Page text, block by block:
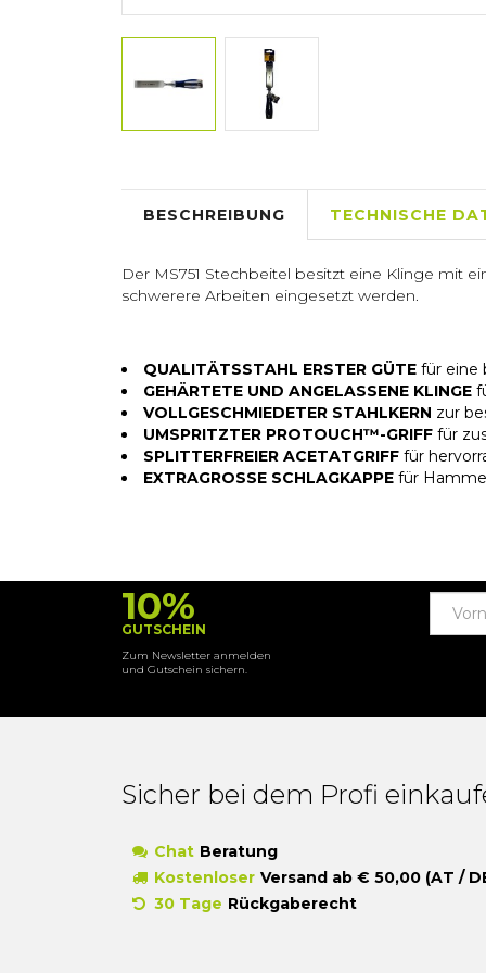
BESCHREIBUNG TECHNISCHE
Der MS751 Stechbeitel besitzt eine Klinge mit
schwerere Arbeiten eingesetzt werden.
QUALITÄTSSTAHL ERSTER GÜTE für eine
GEHÄRTETE UND ANGELASSENE KLINGE
VOLLGESCHMIEDETER STAHLKERN zur
UMSPRITZTER PROTOUCH™-GRIFF für
SPLITTERFREIER ACETATGRIFF für
EXTRAGROSSE SCHLAGKAPPE für
10%
GUTSCHEIN
Zum Newsletter anmelden
und Gutschein sichern.
Sicher bei dem Profi
Chat Beratung
Kostenloser Versand ab € 50,00 (AT /
30 Tage Rückgaberecht